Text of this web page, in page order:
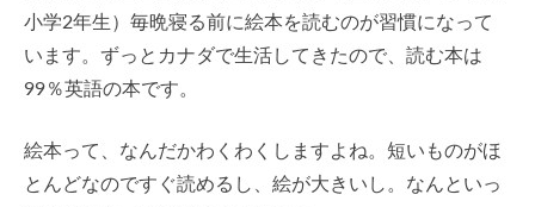
小学2年生）毎晩寝る前に絵本を読むのが習慣になって
います。ずっとカナダで生活してきたので、読む本は
99％英語の本です。
絵本って、なんだかわくわくしますよね。短いものがほ
とんどなのですぐ読めるし、絵が大きいし。なんといっ